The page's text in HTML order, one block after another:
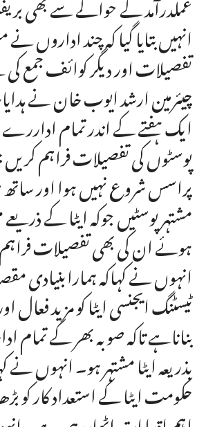
انہیں بتایا گیا کہ چند اداروں
تفصیلات اور دیگر کوائف جمع
چیئرمین ارشد ایوب خان نے
ایک ہفتے کے اندر تمام
پوسٹوں کی تفصیلات فراہم
پراسس شروع نہیں ہوا اور
مشتہر پوسٹیں جوکہ ایٹا کے
ہوئے ان کی بھی تفصیلات
انہوں نے کہاکہ ہمارابنیادی
ٹیسٹنگ ایجنسی ایٹا کو مزید فعال
بناناہے تاکہ صوبہ بھر کے تمام
بذریعہ ایٹا مشتہر ہو۔ انہوں نے
حکومت ایٹا کے استعداد کار کو